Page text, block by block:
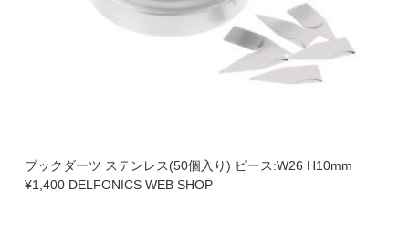
ブックダーツ ステンレス(50個入り) ピース:W26 H10mm
¥1,400 DELFONICS WEB SHOP